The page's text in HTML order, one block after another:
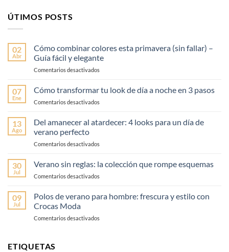
ÚTIMOS POSTS
02
Abr
Cómo combinar colores esta primavera (sin fallar) –
Guía fácil y elegante
Comentarios desactivadosen
combinar
esta
(sin
Guía
y
07
Ene
Cómo transformar tu look de día a noche en 3 pasos
Comentarios desactivadosen
transformar
de
a
en
pasos
13
Ago
Del amanecer al atardecer: 4 looks para un día de
verano perfecto
Comentarios desactivadosen
amanecer
atardecer:
looks
día
30
Jul
Verano sin reglas: la colección que rompe esquemas
Comentarios desactivadosen
colección
09
Jul
Polos de verano para hombre: frescura y estilo con
Crocas Moda
Comentarios desactivadosen
ETIQUETAS